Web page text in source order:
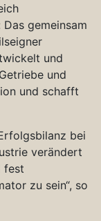
gemeinsam
und
und
und schafft
bei
verändert
fest
zu sein“, so